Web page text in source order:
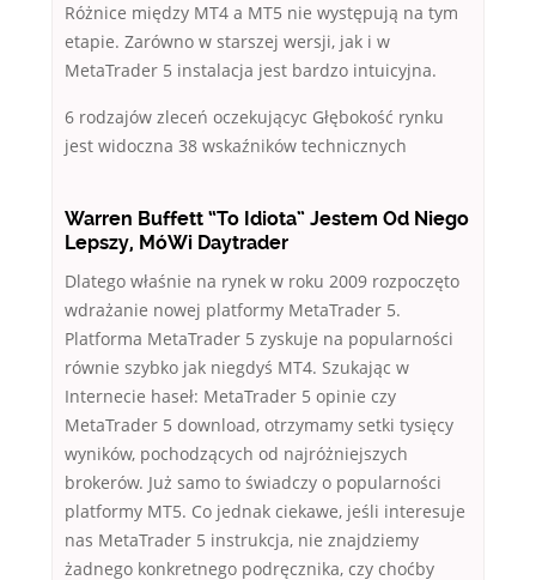
Różnice między MT4 a MT5 nie występują na tym
etapie. Zarówno w starszej wersji, jak i w
MetaTrader 5 instalacja jest bardzo intuicyjna.
6 rodzajów zleceń oczekującyc Głębokość rynku
jest widoczna 38 wskaźników technicznych
Warren Buffett “To Idiota” Jestem Od Niego
Lepszy, MóWi Daytrader
Dlatego właśnie na rynek w roku 2009 rozpoczęto
wdrażanie nowej platformy MetaTrader 5.
Platforma MetaTrader 5 zyskuje na popularności
równie szybko jak niegdyś MT4. Szukając w
Internecie haseł: MetaTrader 5 opinie czy
MetaTrader 5 download, otrzymamy setki tysięcy
wyników, pochodzących od najróżniejszych
brokerów. Już samo to świadczy o popularności
platformy MT5. Co jednak ciekawe, jeśli interesuje
nas MetaTrader 5 instrukcja, nie znajdziemy
żadnego konkretnego podręcznika, czy choćby